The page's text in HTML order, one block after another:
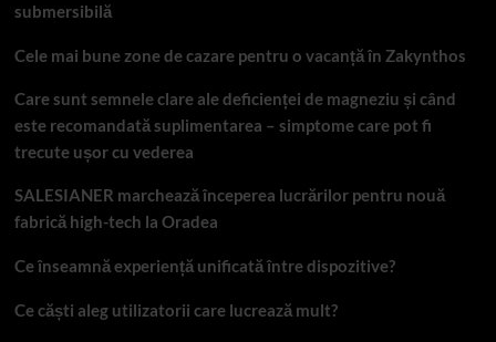
submersibilă
Cele mai bune zone de cazare pentru o vacanță în Zakynthos
Care sunt semnele clare ale deficienței de magneziu și când
este recomandată suplimentarea – simptome care pot fi
trecute ușor cu vederea
SALESIANER marchează începerea lucrărilor pentru nouă
fabrică high-tech la Oradea
Ce înseamnă experiență unificată între dispozitive?
Ce căști aleg utilizatorii care lucrează mult?